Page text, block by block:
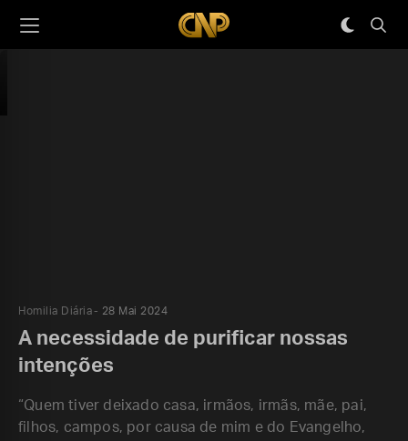
Homilia Diária 28 Mai 2024
A necessidade de purificar nossas
intenções
“Quem tiver deixado casa, irmãos, irmãs, mãe, pai,
filhos, campos, por causa de mim e do Evangelho,